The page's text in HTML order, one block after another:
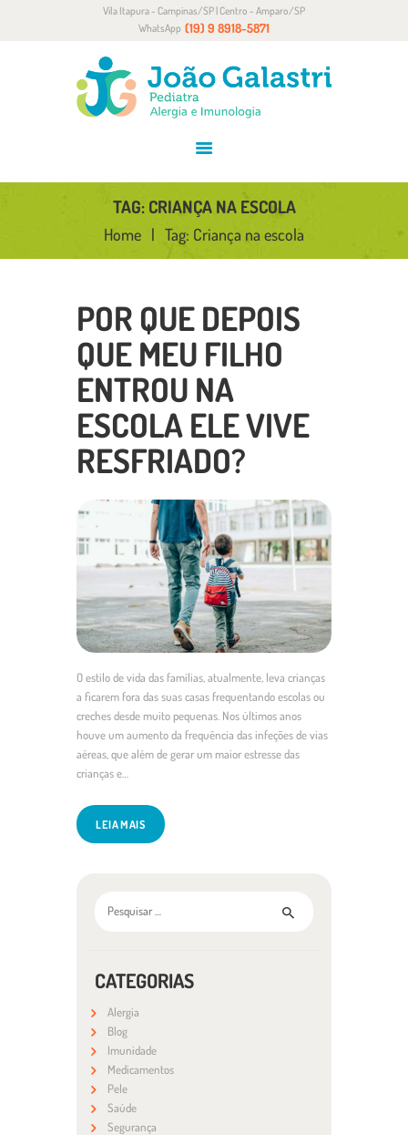
Vila Itapura - Campinas/SP | Centro - Amparo/SP
WhatsApp (19) 9 8918-5871
TAG: CRIANÇA NA ESCOLA
Home Tag: Criança na escola
ALERGIA E IMUNOLOGIA
CONVÊNIOS
CONTATO
POR QUE DEPOIS
QUE MEU FILHO
ENTROU NA
ESCOLA ELE VIVE
RESFRIADO?
O estilo de vida das famílias, atualmente, leva crianças
a ficarem fora das suas casas frequentando escolas ou
creches desde muito pequenas. Nos últimos anos
houve um aumento da frequência das infeções de vias
aéreas, que além de gerar um maior estresse das
crianças e…
LEIA MAIS
CATEGORIAS
Alergia
Blog
Imunidade
Medicamentos
Pele
Saúde
Segurança